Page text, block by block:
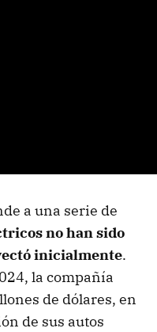
a una serie de
no han sido
inicialmente.
la compañía
de dólares, en
de sus autos